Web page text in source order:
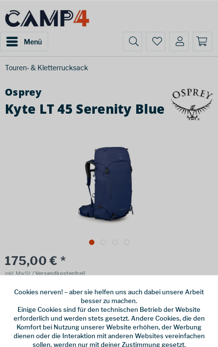
Menü
Touren- & Kletterrucksack
Osprey
Kyte LT 45 Serenity Blue
175,00 € *
inkl. MwSt./ Versandkostenfrei!
Online bestellen Ladenabholung
vorrätig | Lieferzeit 1-3 Werktage
In denWarenkorb
Cookies nerven! – aber sie helfen uns auch dabei unsere Arbeit
besser zu machen.
Einige Cookies sind für den technischen Betrieb der Website
erforderlich und werden stets gesetzt. Andere Cookies, die den
Komfort bei Nutzung unserer Website erhöhen, der Werbung
dienen oder die Interaktion mit anderen Websites vereinfachen
sollen, werden nur mit deiner Zustimmung gesetzt.